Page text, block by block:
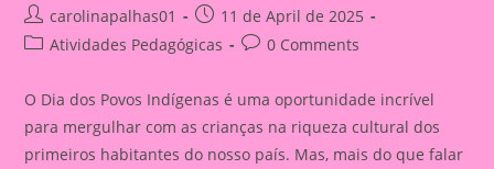
Post
author:
carolinapalhas01
Post
published:
11 de April de 2025
PostAtividades Pedagógicas
Post0 Comments
O Dia dos Povos Indígenas é uma oportunidade incrível
para mergulhar com as crianças na riqueza cultural dos
primeiros habitantes do nosso país. Mas, mais do que falar